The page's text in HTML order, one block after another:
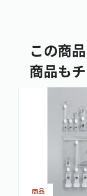
この商
商品も
商品